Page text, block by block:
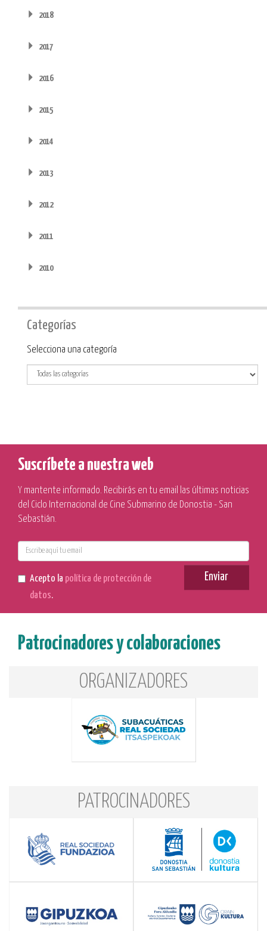
2018
2017
2016
2015
2014
2013
2012
2011
2010
Categorías
Categoría
Selecciona una categoría
Suscríbete a nuestra web
Y mantente informado. Recibirás en tu email las últimas noticias
del Ciclo Internacional de Cine Submarino de Donostia - San
Sebastián.
Acepto la política de protección de
datos.
Enviar
Patrocinadores y colaboraciones
ORGANIZADORES
PATROCINADORES